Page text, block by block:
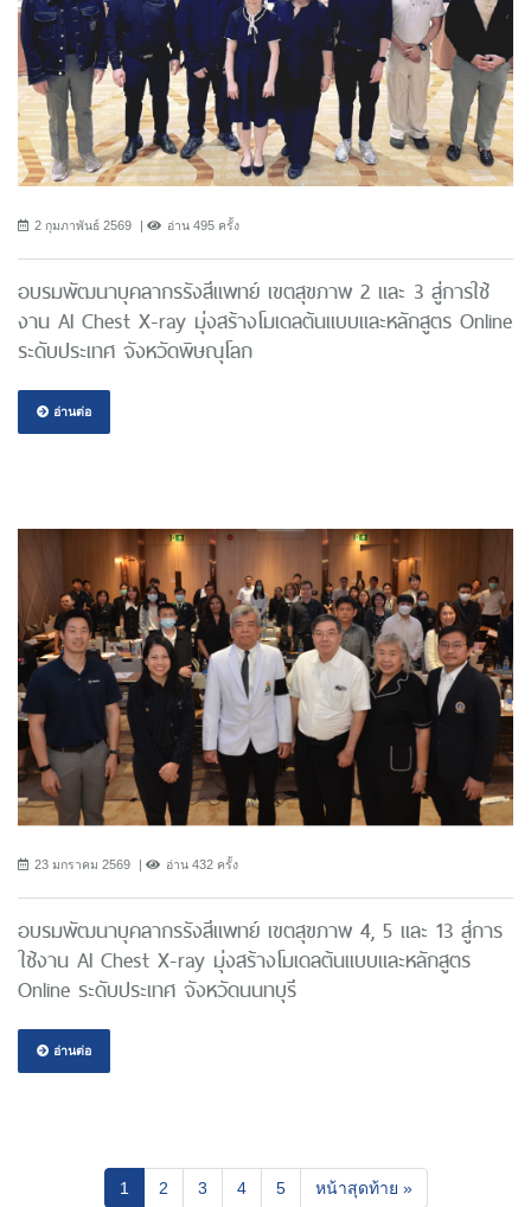
2 กุมภาพันธ์ 2569 อ่าน 495 ครั้ง
อบรมพัฒนาบุคลากรรังสีแพทย์ เขตสุขภาพ 2 และ 3 สู่การใช้
งาน AI Chest X-ray มุ่งสร้างโมเดลต้นแบบและหลักสูตร Online
ระดับประเทศ จังหวัดพิษณุโลก
อ่านต่อ
23 มกราคม 2569 อ่าน 432 ครั้ง
อบรมพัฒนาบุคลากรรังสีแพทย์ เขตสุขภาพ 4, 5 และ 13 สู่การ
ใช้งาน AI Chest X-ray มุ่งสร้างโมเดลต้นแบบและหลักสูตร
Online ระดับประเทศ จังหวัดนนทบุรี
อ่านต่อ
1 (current)
2 3 4 5 หน้าสุดท้าย »